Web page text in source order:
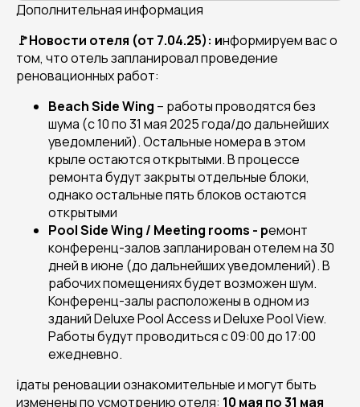
Дополнительная информация
🚩Новости отеля (от 7.04.25): информируем вас о
том, что отель запланировал проведение
реновационных работ:
BeachSideWing – работы проводятся без
шума (с 10 по 31 мая 2025 года/до дальнейших
уведомлений). Остальные номера в этом
крыле остаются открытыми. В процессе
ремонта будут закрыты отдельные блоки,
однако остальные пять блоков остаются
открытыми
PoolSideWing / Meeting rooms - ремонт
конференц-залов запланирован отелем на 30
дней в июне (до дальнейших уведомлений). В
рабочих помещениях будет возможен шум.
Конференц-залы расположены в одном из
зданий Deluxe Pool Access и Deluxe Pool View.
Работы будут проводиться с 09:00 до 17:00
ежедневно.
ℹ️даты реновации ознакомительные и могут быть
изменены по усмотрению отеля: 10 мая по 31 мая